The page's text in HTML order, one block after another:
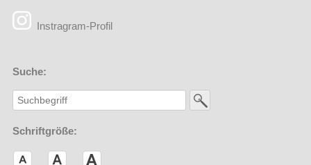
Instragram-Profil
Suche:
Schriftgröße: